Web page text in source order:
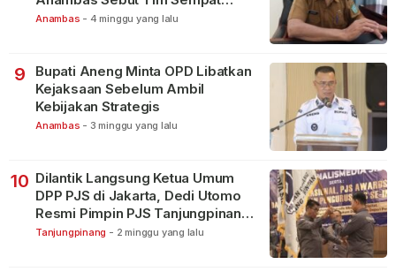
Terbagi Tangani Kasus Lain
Anambas - 4 minggu yang lalu
9
Bupati Aneng Minta OPD Libatkan
Kejaksaan Sebelum Ambil
Kebijakan Strategis
Anambas - 3 minggu yang lalu
10 Dilantik Langsung Ketua Umum
DPP PJS di Jakarta, Dedi Utomo
Resmi Pimpin PJS Tanjungpinang-
Bintan
Tanjungpinang - 2 minggu yang lalu